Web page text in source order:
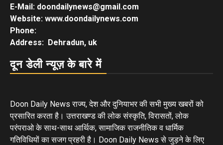
E-Mail: doondailynews@gmail.com
Website: www.doondailynews.com
Phone:
Address: Dehradun, uk
दून डेली न्यूज़ के बारे में
Doon Daily News राज्य, देश और दुनियाभर की सभी मुख्य खबरों को
प्रसारित करता है। उत्तराखण्ड की लोक संस्कृति, विरासतों, लोक
परंपराओ के साथ-साथ आर्थिक, सामाजिक राजनीतिक व धार्मिक
गतिविधियों का सजग प्रहरी है। Doon Daily News से जुड़ने के लिए